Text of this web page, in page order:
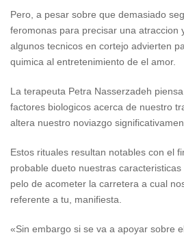
Pero, a pesar sobre que demasiado
feromonas para precisar una atraccion
algunos tecnicos en cortejo advierten
quimica al entretenimiento de el amor.
La terapeuta Petra Nasserzadeh
factores biologicos acerca de nuestro
altera nuestro noviazgo
Estos rituales resultan notables con el
probable dueto nuestras
pelo de acometer la carretera a cual
referente a tu, manifiesta.
«Sin embargo si se va a apoyar sobre